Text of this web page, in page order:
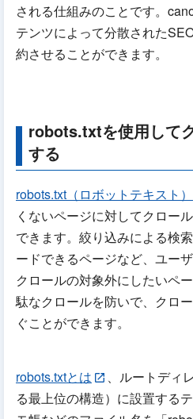
される仕組みのことです。
テンツによって分散された
約させることができます。
robots.txtを使用して
する
robots.txt（ロボットテキスト）
くないページに対してクロー
できます。絞り込みによる検
ードできるページなど、ユー
クロールの対象外にしたいペ
駄なクロールを防いで、クロ
ぐことができます。
robots.txtとは
、ルートディ
る最上位の構造）に設置する